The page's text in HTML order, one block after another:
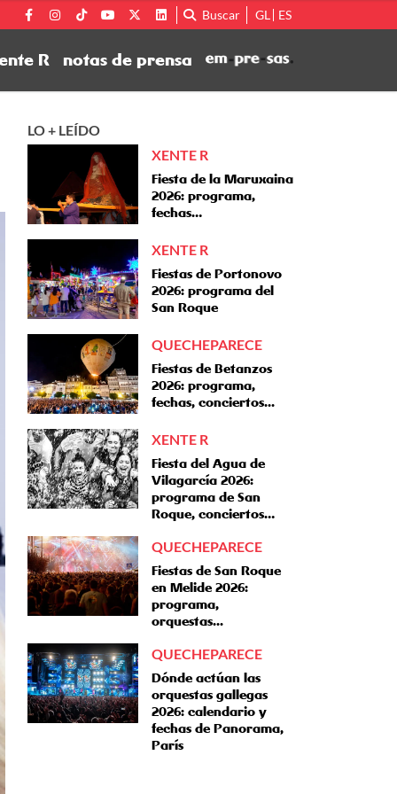
Buscar GL ES
R notas de prensa
LO + LEÍDO
XENTE R
Fiesta de la Maruxaina
2026: programa,
fechas…
XENTE R
Fiestas de Portonovo
2026: programa del
San Roque
QUECHEPARECE
Fiestas de Betanzos
2026: programa,
fechas, conciertos...
XENTE R
Fiesta del Agua de
Vilagarcía 2026:
programa de San
Roque, conciertos…
QUECHEPARECE
Fiestas de San Roque
en Melide 2026:
programa,
orquestas...
QUECHEPARECE
Dónde actúan las
orquestas gallegas
2026: calendario y
fechas de Panorama,
París